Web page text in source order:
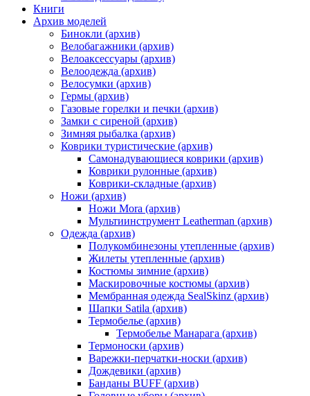
Книги
Архив моделей
Бинокли (архив)
Велобагажники (архив)
Велоаксессуары (архив)
Велоодежда (архив)
Велосумки (архив)
Гермы (архив)
Газовые горелки и печки (архив)
Замки с сиреной (архив)
Зимняя рыбалка (архив)
Коврики туристические (архив)
Самонадувающиеся коврики (архив)
Коврики рулонные (архив)
Коврики-складные (архив)
Ножи (архив)
Ножи Mora (архив)
Мультиинструмент Leatherman (архив)
Одежда (архив)
Полукомбинезоны утепленные (архив)
Жилеты утепленные (архив)
Костюмы зимние (архив)
Маскировочные костюмы (архив)
Мембранная одежда SealSkinz (архив)
Шапки Satila (архив)
Термобелье (архив)
Термобелье Манарага (архив)
Термоноски (архив)
Варежки-перчатки-носки (архив)
Дождевики (архив)
Банданы BUFF (архив)